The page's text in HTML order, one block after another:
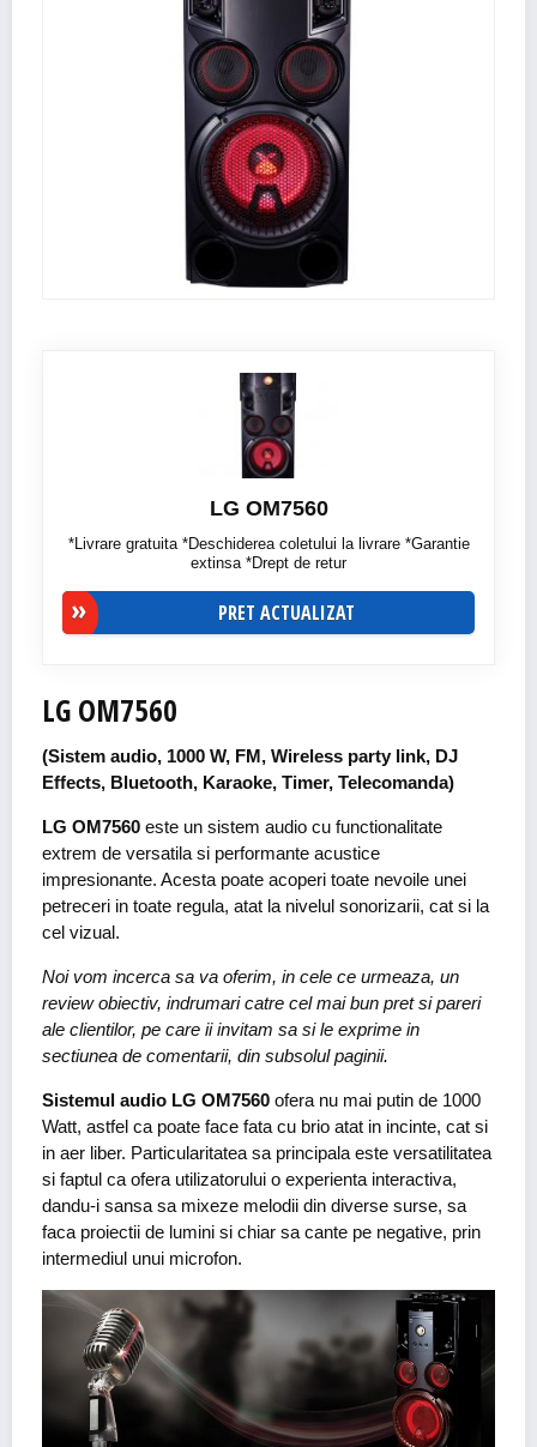
LG OM7560
*Livrare gratuita *Deschiderea coletului la livrare *Garantie
extinsa *Drept de retur
PRET ACTUALIZAT
LG OM7560
(Sistem audio, 1000 W, FM, Wireless party link, DJ
Effects, Bluetooth, Karaoke, Timer, Telecomanda)
LG OM7560 este un sistem audio cu functionalitate
extrem de versatila si performante acustice
impresionante. Acesta poate acoperi toate nevoile unei
petreceri in toate regula, atat la nivelul sonorizarii, cat si la
cel vizual.
Noi vom incerca sa va oferim, in cele ce urmeaza, un
review obiectiv, indrumari catre cel mai bun pret si pareri
ale clientilor, pe care ii invitam sa si le exprime in
sectiunea de comentarii, din subsolul paginii.
Sistemul audio LG OM7560 ofera nu mai putin de 1000
Watt, astfel ca poate face fata cu brio atat in incinte, cat si
in aer liber. Particularitatea sa principala este versatilitatea
si faptul ca ofera utilizatorului o experienta interactiva,
dandu-i sansa sa mixeze melodii din diverse surse, sa
faca proiectii de lumini si chiar sa cante pe negative, prin
intermediul unui microfon.